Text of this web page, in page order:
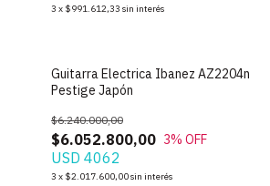
3 x $991.612,33 sin interés
Guitarra Electrica Ibanez AZ2204n
Pestige Japón
$6.052.800,00
$6.240.000,00
3% OFF
USD 4062
3 x $2.017.600,00sin interés